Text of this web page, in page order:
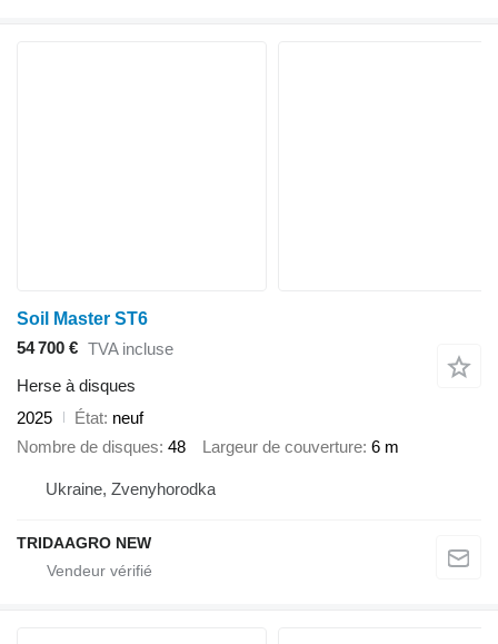
Soil Master ST6
54 700 € TVA incluse
Herse à disques
2025
État neuf
Nombre de disques 48 Largeur de couverture 6 m
Ukraine, Zvenyhorodka
TRIDAAGRO NEW